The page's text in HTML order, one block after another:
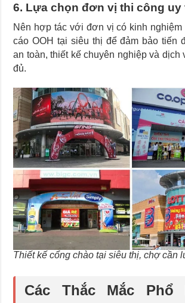
6. Lựa chọn đơn vị thi công uy
Nên hợp tác với đơn vị có kinh nghiệm
cáo OOH tại siêu thị để đảm bảo tiến
an toàn, thiết kế chuyên nghiệp và dịch
đủ.
Thiết kế cổng chào tại siêu thị, chợ cần
Các Thắc Mắc Phổ